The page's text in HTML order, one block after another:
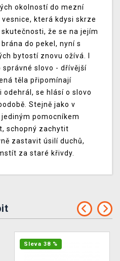
okolností do mezní
která kdysi skrze
že se na jejím
do pekel, nyní s
bytostí znovu ožívá. I
správné slovo - dřívější
těla připomínají
se hlásí o slovo
Stejně jako v
pomocníkem
schopný zachytit
zastavit úsilí duchů,
za staré křivdy.
Sleva 38 %